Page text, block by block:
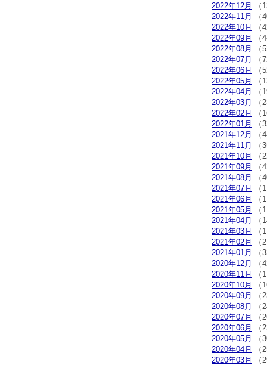
2022年12月
（
2022年11月
（
2022年10月
（
2022年09月
（
2022年08月
（
2022年07月
（
2022年06月
（
2022年05月
（
2022年04月
（
2022年03月
（
2022年02月
（
2022年01月
（
2021年12月
（
2021年11月
（
2021年10月
（
2021年09月
（
2021年08月
（
2021年07月
（
2021年06月
（
2021年05月
（
2021年04月
（
2021年03月
（
2021年02月
（
2021年01月
（
2020年12月
（
2020年11月
（
2020年10月
（
2020年09月
（
2020年08月
（
2020年07月
（
2020年06月
（
2020年05月
（
2020年04月
（
2020年03月
（